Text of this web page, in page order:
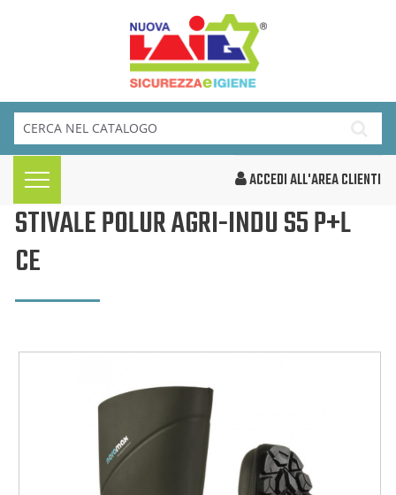
ACCEDI ALL'AREA CLIENTI
STIVALE POLUR AGRI-INDU S5 P+L
CE